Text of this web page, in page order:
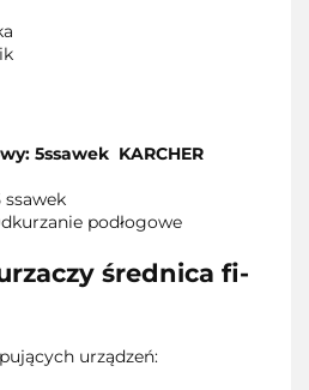
5ssawek KARCHER
ssawek
podłogowe
średnica fi-
urządzeń: